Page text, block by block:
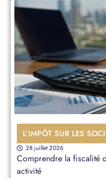
L’IMPÔT SUR LES
28 juillet 2026
Comprendre la fiscalité
activité